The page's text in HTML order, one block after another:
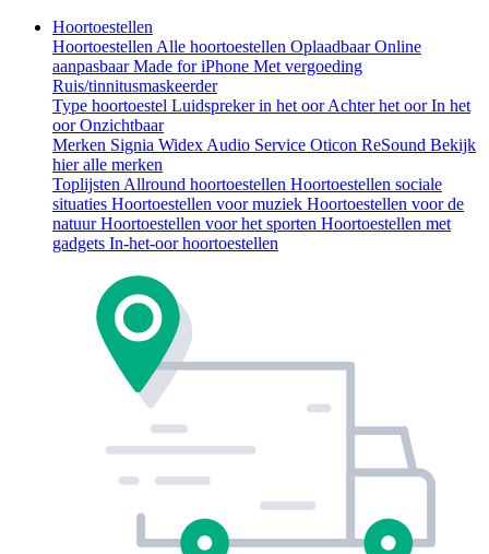
Hoortoestellen
Hoortoestellen Alle hoortoestellen OplaadbaarOnline
aanpasbaarMade for iPhone Met vergoeding
Ruis/tinnitusmaskeerder
Type hoortoestel Luidspreker in het oorAchter het oorIn het
oorOnzichtbaar
Merken Signia Widex Audio Service Oticon ReSound Bekijk
hier alle merken
Toplijsten Allround hoortoestellen Hoortoestellen sociale
situaties Hoortoestellen voor muziek Hoortoestellen voor de
natuurHoortoestellen voor het sporten Hoortoestellen met
gadgets In-het-oor hoortoestellen